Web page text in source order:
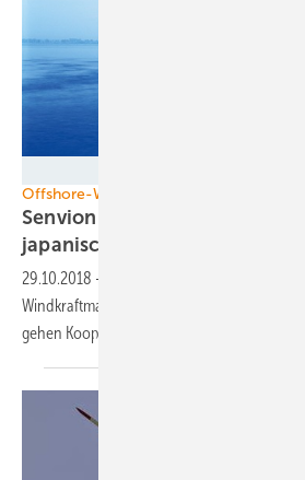
Offshore-Windenergie in Asien
Senvion und Co.:
japanischen
29.10.2018 -
Windkraftmarkt Asiens, Japan, im Fokus der
gehen Kooperationen für besseren